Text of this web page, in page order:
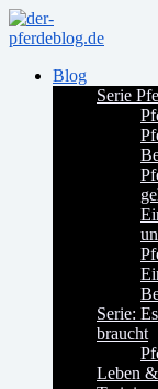
Blog
Serie
Serie:
braucht
Leben